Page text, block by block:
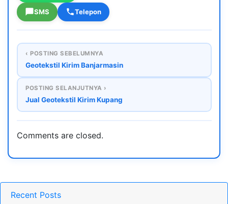
SMS Telepon
‹ POSTING SEBELUMNYA
Geotekstil Kirim Banjarmasin
POSTING SELANJUTNYA ›
Jual Geotekstil Kirim Kupang
Comments are closed.
Recent Posts